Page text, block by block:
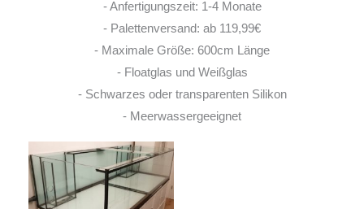
- Anfertigungszeit: 1-4 Monate
- Palettenversand: ab 119,99€
- Maximale Größe: 600cm Länge
- Floatglas und Weißglas
- Schwarzes oder transparenten Silikon
- Meerwassergeeignet